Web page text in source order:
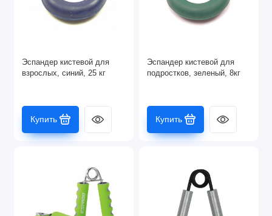
Эспандер кистевой для
взрослых, синий, 25 кг
Купить
Эспандер кистевой для
подростков, зеленый, 8кг
Купить